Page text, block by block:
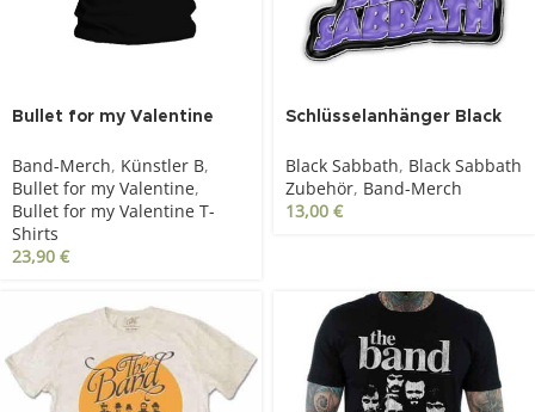
Bullet for my Valentine
Band-Merch, Künstler B,
Bullet for my Valentine,
Bullet for my Valentine T-
Shirts
23,90 €
Schlüsselanhänger Black
Black Sabbath, Black Sabbath
Zubehör, Band-Merch
13,00 €